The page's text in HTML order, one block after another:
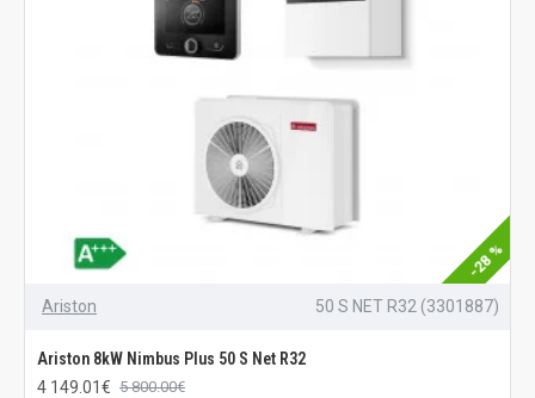
-28 %
Ariston 50 S NET R32 (3301887)
Ariston 8kW Nimbus Plus 50 S Net R32
4 149.01€ 5 800.00€